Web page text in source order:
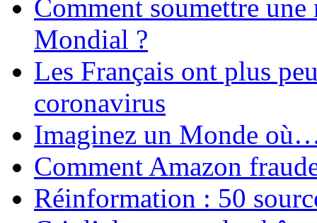
Comment soumettre
Mondial ?
Les Français ont plus
coronavirus
Imaginez un Monde
Comment Amazon
Réinformation : 50